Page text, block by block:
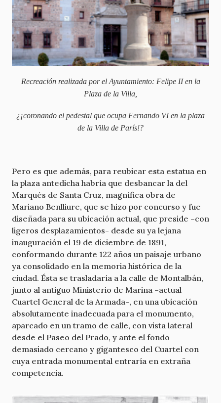
Recreación realizada por el Ayuntamiento: Felipe II en la
Plaza de la Villa,
¿¡coronando el pedestal que ocupa Fernando VI en la plaza
de la Villa de París!?
Pero es que además, para reubicar esta estatua en
la plaza antedicha habría que desbancar la del
Marqués de Santa Cruz, magnífica obra de
Mariano Benlliure, que se hizo por concurso y fue
diseñada para su ubicación actual, que preside –con
ligeros desplazamientos- desde su ya lejana
inauguración el 19 de diciembre de 1891,
conformando durante 122 años un paisaje urbano
ya consolidado en la memoria histórica de la
ciudad. Ésta se trasladaría a la calle de Montalbán,
junto al antiguo Ministerio de Marina –actual
Cuartel General de la Armada-, en una ubicación
absolutamente inadecuada para el monumento,
aparcado en un tramo de calle, con vista lateral
desde el Paseo del Prado, y ante el fondo
demasiado cercano y gigantesco del Cuartel con
cuya entrada monumental entraría en extraña
competencia.